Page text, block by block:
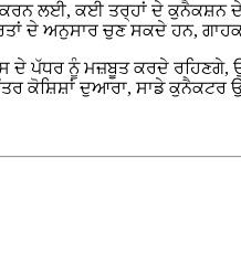
ਲਈ, ਕਈ ਤਰ੍ਹਾਂ ਦੇ ਕੁਨੈਕਸ਼ਨ
ਦੇ ਅਨੁਸਾਰ ਚੁਣ ਸਕਦੇ ਹਨ,
ਦੇ ਪੱਧਰ ਨੂੰ ਮਜ਼ਬੂਤ ​​ਕਰਦੇ
ਕੋਸ਼ਿਸ਼ਾਂ ਦੁਆਰਾ, ਸਾਡੇ